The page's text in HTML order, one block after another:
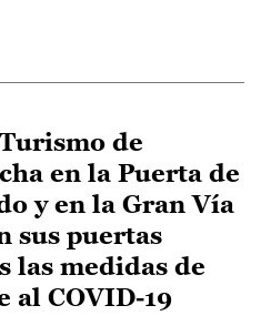
de
en la Puerta de
y en la Gran Vía
sus puertas
las medidas de
al COVID-19